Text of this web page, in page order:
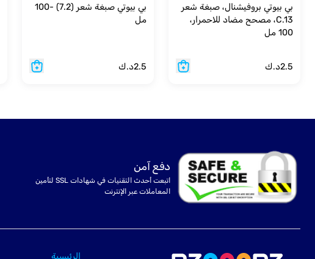
بي بيوتي بروفيشنال، صبغة شعر
C.13، مصحح مضاد للاحمرار،
100 مل
2.5د.ك
بي بيوتي صبغة شعر (7.2) -100
مل
2.5د.ك
دفع آمن
اتبعت أحدث التقنيات في شهادات SSL لتأمين
المعاملات عبر الإنترنت
الرئيسية